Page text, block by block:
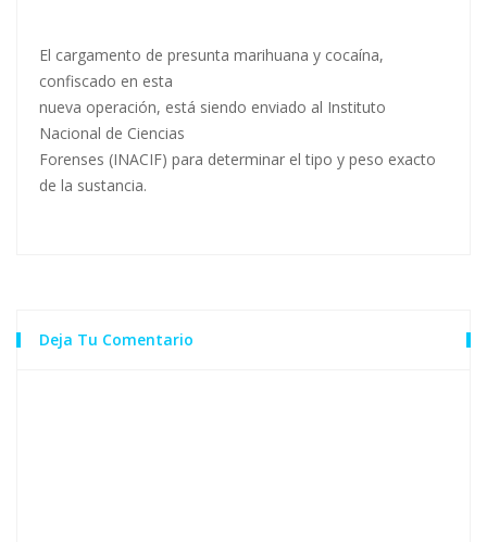
El cargamento de presunta marihuana y cocaína,
confiscado en esta
nueva operación, está siendo enviado al Instituto
Nacional de Ciencias
Forenses (INACIF) para determinar el tipo y peso exacto
de la sustancia.
Deja Tu Comentario